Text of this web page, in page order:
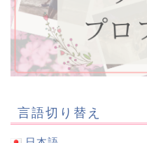
言語切り替え